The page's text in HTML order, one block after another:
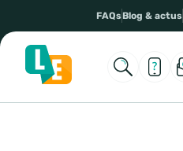
FAQsBlog & actus